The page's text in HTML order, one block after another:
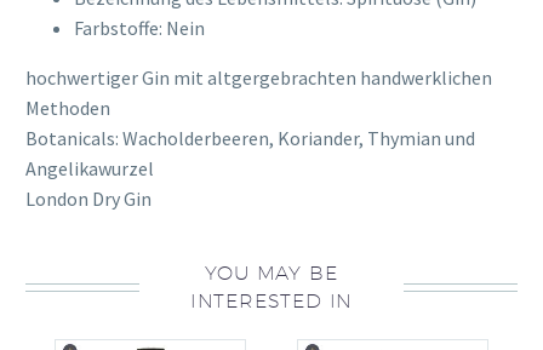
Farbstoffe: Nein
hochwertiger Gin mit altgergebrachten handwerklichen
Methoden
Botanicals: Wacholderbeeren, Koriander, Thymian und
Angelikawurzel
London Dry Gin
YOU MAY BE
INTERESTED IN